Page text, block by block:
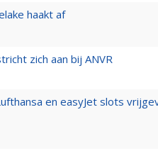
haakt af
zich aan bij ANVR
en easyJet slots